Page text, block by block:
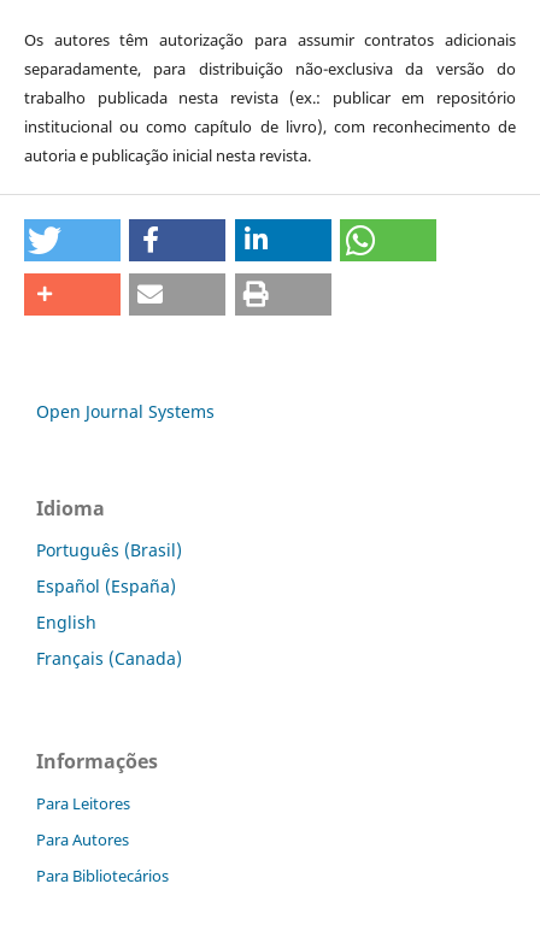
Os autores têm autorização para assumir contratos adicionais
separadamente, para distribuição não-exclusiva da versão do
trabalho publicada nesta revista (ex.: publicar em repositório
institucional ou como capítulo de livro), com reconhecimento de
autoria e publicação inicial nesta revista.
Open Journal Systems
Idioma
Português (Brasil)
Español (España)
English
Français (Canada)
Informações
Para Leitores
Para Autores
Para Bibliotecários